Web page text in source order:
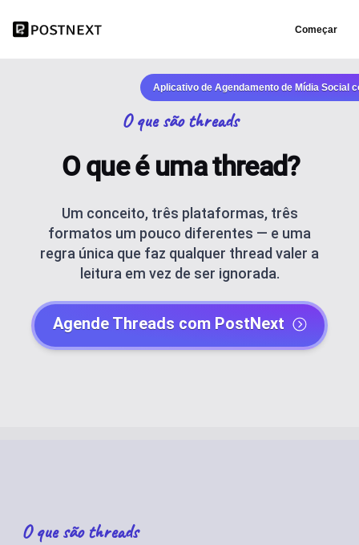
Começar
Aplicativo de Agendamento de Mídia Social
O que são threads
O que é uma thread?
Um conceito, três plataformas, três
formatos um pouco diferentes — e uma
regra única que faz qualquer thread valer a
leitura em vez de ser ignorada.
Agende Threads com PostNext
O que são threads